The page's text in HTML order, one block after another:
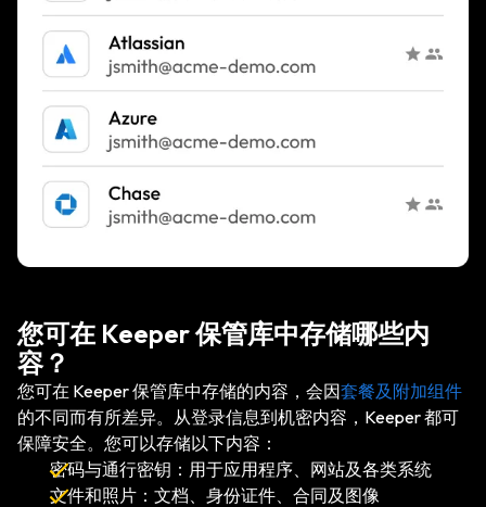
您可在 Keeper 保管库中存储哪些内
容？
您可在 Keeper 保管库中存储的内容，会因套餐及附加组件
的不同而有所差异。从登录信息到机密内容，Keeper 都可
保障安全。您可以存储以下内容：
密码与通行密钥： 用于应用程序、网站及各类系统
文件和照片： 文档、身份证件、合同及图像